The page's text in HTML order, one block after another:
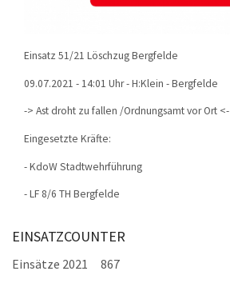
Einsatz 51/21 Löschzug Bergfelde
09.07.2021 - 14:01 Uhr - H:Klein - Bergfelde
-> Ast droht zu fallen /Ordnungsamt vor Ort <-
Eingesetzte Kräfte:
- KdoW Stadtwehrführung
-LF 8/6 TH Bergfelde
EINSATZCOUNTER
Einsätze 2021 867